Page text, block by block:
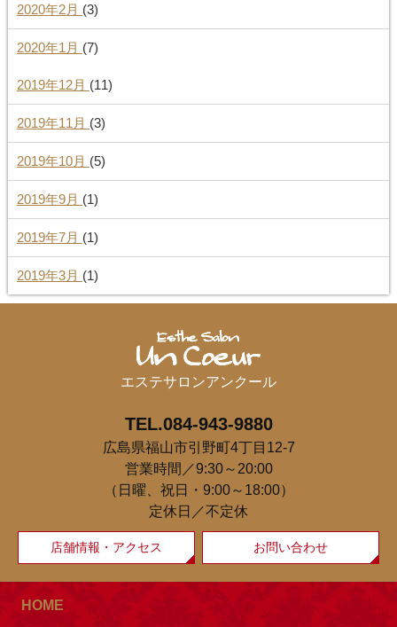
2020年2月 (3)
2020年1月 (7)
2019年12月 (11)
2019年11月 (3)
2019年10月 (5)
2019年9月 (1)
2019年7月 (1)
2019年3月 (1)
エステサロンアンクール
TEL.084-943-9880
広島県福山市引野町4丁目12-7
営業時間／9:30～20:00
（日曜、祝日・9:00～18:00）
定休日／不定休
店舗情報・アクセス お問い合わせ
HOME